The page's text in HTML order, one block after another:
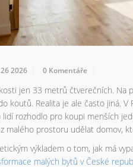
2026 0 Komentáře
jen 33 metrů čtverečních.
koutů. Realita je ale často jiná.
rozhodlo pro koupi menších
malého prostoru udělat domov,
výkladem o tom, jak má
malých bytů v České